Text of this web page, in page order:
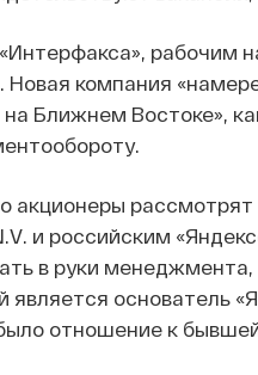
рабочим
Новая компания
на Ближнем Востоке»,
акционеры
и российским
в руки
является основатель
отношение к